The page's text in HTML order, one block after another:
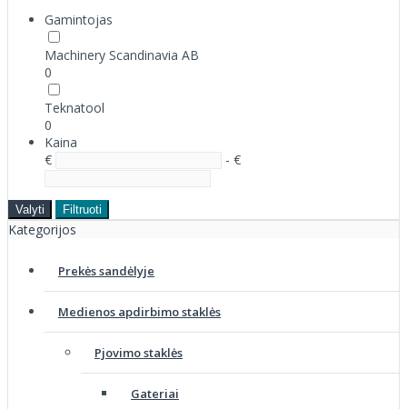
Gamintojas
Machinery Scandinavia AB
0
Teknatool
0
Kaina
€
- €
Valyti Filtruoti
Kategorijos
Prekės sandėlyje
Medienos apdirbimo staklės
Pjovimo staklės
Gateriai